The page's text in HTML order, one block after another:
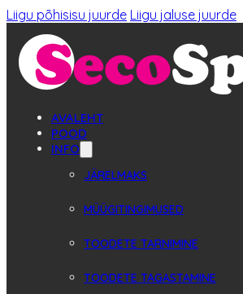
Liigu põhisisu juurde Liigu jaluse juurde
AVALEHT
POOD
INFO
JÄRELMAKS
MÜÜGITINGIMUSED
TOODETE TARNIMINE
TOODETE TAGASTAMINE